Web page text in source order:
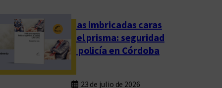
Las imbricadas caras
del prisma: seguridad
y policía en Córdoba
23 de julio de 2026